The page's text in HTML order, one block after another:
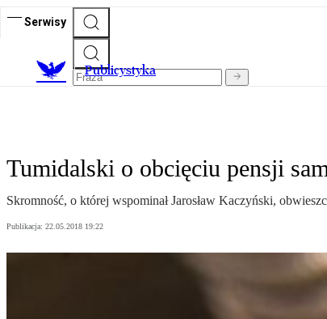
Serwisy
Publicystyka
Tumidalski o obcięciu pensji
Skromność, o której wspominał Jarosław Kaczyński,
Publikacja: 22.05.2018 19:22